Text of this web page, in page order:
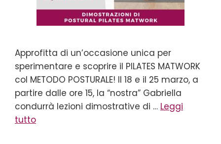
Approfitta di un’occasione unica per
sperimentare e scoprire il PILATES MATWORK
col METODO POSTURALE! Il 18 e il 25 marzo, a
partire dalle ore 15, la “nostra” Gabriella
condurrà lezioni dimostrative di … Leggi
tutto